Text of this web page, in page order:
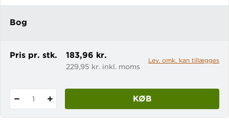
alligevel kaster Morriga
Bog
Pris pr. stk. 183,96 kr.
229,95 kr. inkl. moms
Lev. omk. kan tillægges
1 KØB